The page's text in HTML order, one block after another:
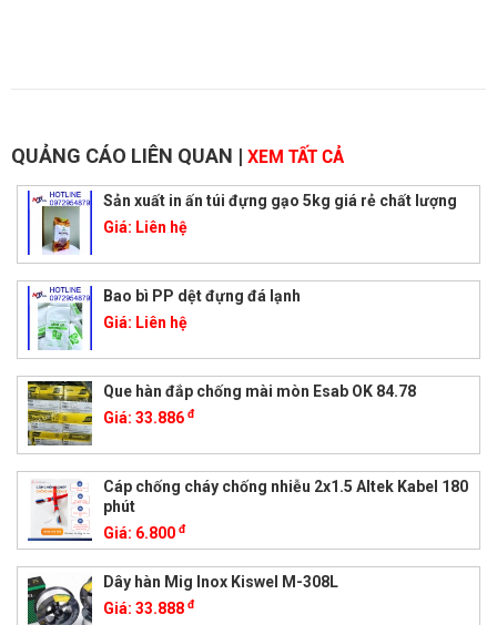
QUẢNG CÁO LIÊN QUAN | XEM TẤT CẢ
Sản xuất in ấn túi đựng gạo 5kg giá rẻ chất lượng
Giá: Liên hệ
Bao bì PP dệt đựng đá lạnh
Giá: Liên hệ
Que hàn đắp chống mài mòn Esab OK 84.78
Giá: 33.886 đ
Cáp chống cháy chống nhiễu 2x1.5 Altek Kabel 180
phút
Giá: 6.800 đ
Dây hàn Mig Inox Kiswel M-308L
Giá: 33.888 đ